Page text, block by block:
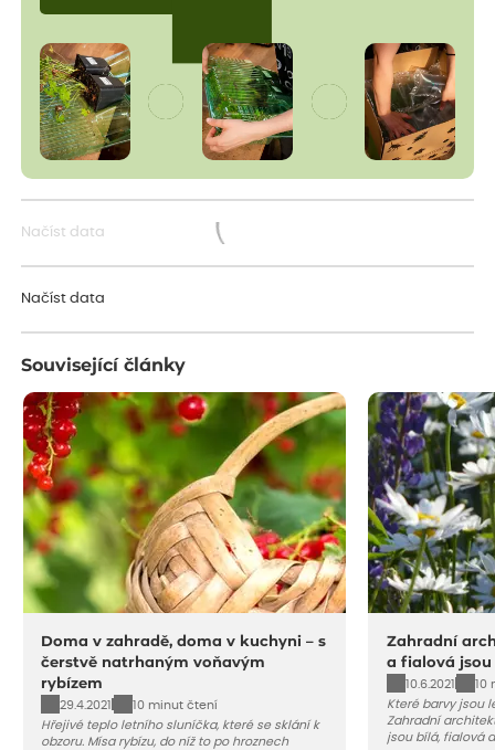
Načíst data
Načíst data
Související články
Doma v zahradě, doma v kuchyni – s
čerstvě natrhaným voňavým
rybízem
29.4.2021
10 minut čtení
Hřejivé teplo letního sluníčka, které se sklání k
obzoru. Mísa rybízu, do níž to po hroznech
Zahradní
a fialová jsou
10.6.2021
10
Které barvy jsou
Zahradní
jsou bílá, fialová